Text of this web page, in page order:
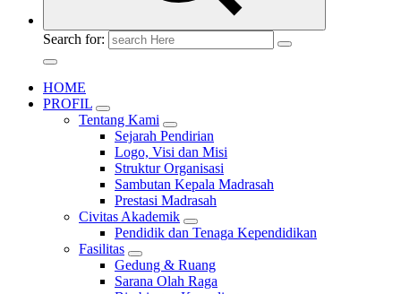
Search for:
HOME
PROFIL
Tentang Kami
Sejarah Pendirian
Logo, Visi dan Misi
Struktur Organisasi
Sambutan Kepala Madrasah
Prestasi Madrasah
Civitas Akademik
Pendidik dan Tenaga Kependidikan
Fasilitas
Gedung & Ruang
Sarana Olah Raga